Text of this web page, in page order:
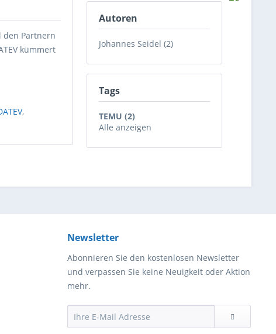
Autoren
Johannes Seidel (2)
Tags
TEMU (2)
Alle anzeigen
den Partnern
kümmert
,
Newsletter
Abonnieren Sie den kostenlosen Newsletter
und verpassen Sie keine Neuigkeit oder Aktion
mehr.